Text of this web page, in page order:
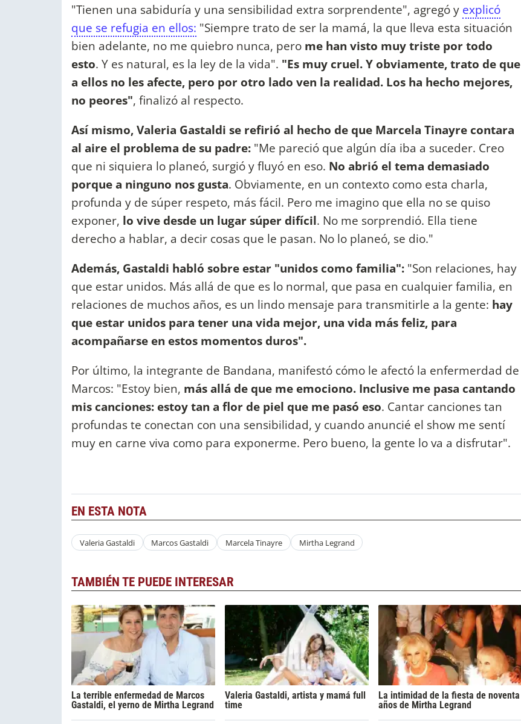
"Tienen una sabiduría y una sensibilidad extra sorprendente", agregó y explicó
que se refugia en ellos: "Siempre trato de ser la mamá, la que lleva esta situación
bien adelante, no me quiebro nunca, pero me han visto muy triste por todo
esto. Y es natural, es la ley de la vida". "Es muy cruel. Y obviamente, trato de que
a ellos no les afecte, pero por otro lado ven la realidad. Los ha hecho mejores,
no peores", finalizó al respecto.
Así mismo, Valeria Gastaldi se refirió al hecho de que Marcela Tinayre contara
al aire el problema de su padre: "Me pareció que algún día iba a suceder. Creo
que ni siquiera lo planeó, surgió y fluyó en eso. No abrió el tema demasiado
porque a ninguno nos gusta. Obviamente, en un contexto como esta charla,
profunda y de súper respeto, más fácil. Pero me imagino que ella no se quiso
exponer, lo vive desde un lugar súper difícil. No me sorprendió. Ella tiene
derecho a hablar, a decir cosas que le pasan. No lo planeó, se dio."
Además, Gastaldi habló sobre estar "unidos como familia": "Son relaciones, hay
que estar unidos. Más allá de que es lo normal, que pasa en cualquier familia, en
relaciones de muchos años, es un lindo mensaje para transmitirle a la gente: hay
que estar unidos para tener una vida mejor, una vida más feliz, para
acompañarse en estos momentos duros".
Por último, la integrante de Bandana, manifestó cómo le afectó la enfermerdad de
Marcos: "Estoy bien, más allá de que me emociono. Inclusive me pasa cantando
mis canciones: estoy tan a flor de piel que me pasó eso. Cantar canciones tan
profundas te conectan con una sensibilidad, y cuando anuncié el show me sentí
muy en carne viva como para exponerme. Pero bueno, la gente lo va a disfrutar".
EN ESTA NOTA
Valeria Gastaldi Marcos Gastaldi Marcela Tinayre Mirtha Legrand
TAMBIÉN TE PUEDE INTERESAR
La terrible enfermedad de Marcos
Gastaldi, el yerno de Mirtha Legrand
Valeria Gastaldi, artista y mamá full
time
La intimidad de la fiesta de noventa
años de Mirtha Legrand